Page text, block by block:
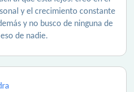
y el crecimiento constante
y no busco de ninguna de
de nadie.